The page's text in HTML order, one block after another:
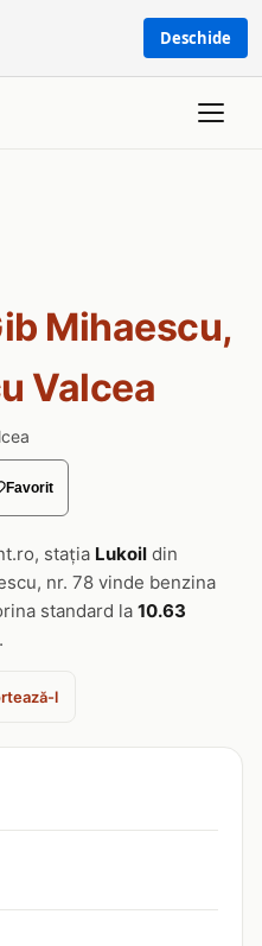
Deschide
Mihaescu,
Valcea
Favorit
stația Lukoil din
nr. 78 vinde benzina
standard la 10.63
.
l